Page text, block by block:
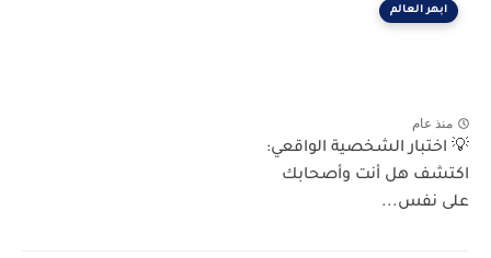
ابهر العالم
منذ عام
💡 اختبار الشخصية الواقعي:
اكتشف هل أنت وأصحابك
على نفس...